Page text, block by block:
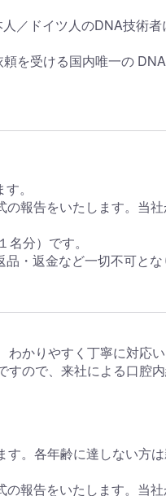
／ドイツ人のDNA技術
を受ける国内唯一の
。
報告をいたします。当
分）です。
・返金など一切不可とな
かりやすく丁寧に対応い
ので、来社による口腔
。各年齢に達しない方
報告をいたします。当